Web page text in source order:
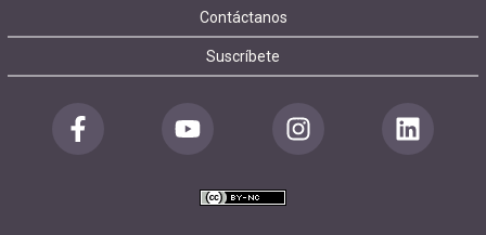
Contáctanos
Suscríbete
Redes